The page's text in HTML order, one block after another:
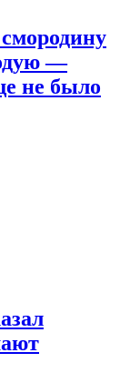
—
не было